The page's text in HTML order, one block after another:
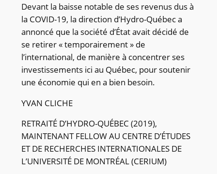
Devant la baisse notable de ses revenus dus à
la COVID-19, la direction d’Hydro-Québec a
annoncé que la société d’État avait décidé de
se retirer « temporairement » de
l’international, de manière à concentrer ses
investissements ici au Québec, pour soutenir
une économie qui en a bien besoin.
YVAN CLICHE
RETRAITÉ D’HYDRO-QUÉBEC (2019),
MAINTENANT FELLOW AU CENTRE D’ÉTUDES
ET DE RECHERCHES INTERNATIONALES DE
L’UNIVERSITÉ DE MONTRÉAL (CERIUM)